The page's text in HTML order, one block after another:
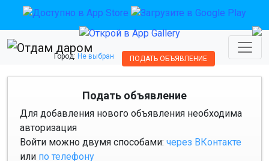
Город: Не выбран ПОДАТЬ ОБЪЯВЛЕНИЕ
Подать объявление
Для добавления нового объявления необходима
авторизация
Войти можно двумя способами: через ВКонтакте
или по телефону